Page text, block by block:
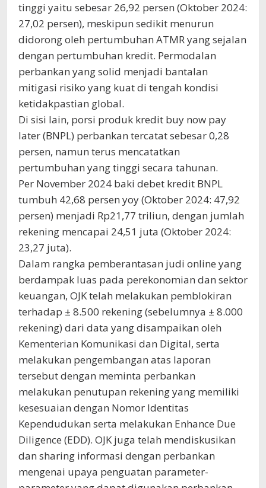
tinggi yaitu sebesar 26,92 persen (Oktober 2024:
27,02 persen), meskipun sedikit menurun
didorong oleh pertumbuhan ATMR yang sejalan
dengan pertumbuhan kredit. Permodalan
perbankan yang solid menjadi bantalan
mitigasi risiko yang kuat di tengah kondisi
ketidakpastian global.
Di sisi lain, porsi produk kredit buy now pay
later (BNPL) perbankan tercatat sebesar 0,28
persen, namun terus mencatatkan
pertumbuhan yang tinggi secara tahunan.
Per November 2024 baki debet kredit BNPL
tumbuh 42,68 persen yoy (Oktober 2024: 47,92
persen) menjadi Rp21,77 triliun, dengan jumlah
rekening mencapai 24,51 juta (Oktober 2024:
23,27 juta).
Dalam rangka pemberantasan judi online yang
berdampak luas pada perekonomian dan sektor
keuangan, OJK telah melakukan pemblokiran
terhadap ± 8.500 rekening (sebelumnya ± 8.000
rekening) dari data yang disampaikan oleh
Kementerian Komunikasi dan Digital, serta
melakukan pengembangan atas laporan
tersebut dengan meminta perbankan
melakukan penutupan rekening yang memiliki
kesesuaian dengan Nomor Identitas
Kependudukan serta melakukan Enhance Due
Diligence (EDD). OJK juga telah mendiskusikan
dan sharing informasi dengan perbankan
mengenai upaya penguatan parameter-